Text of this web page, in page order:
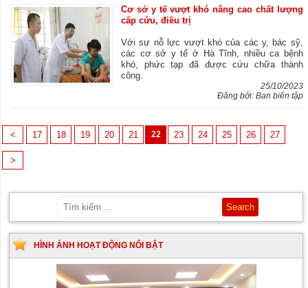
Cơ sở y tế vượt khó nâng cao chất lượng
cấp cứu, điều trị
Với sự nỗ lực vượt khó của các y, bác sỹ,
các cơ sở y tế ở Hà Tĩnh, nhiều ca bệnh
khó, phức tạp đã được cứu chữa thành
công.
25/10/2023
Đăng bởi: Ban biên tập
< 17 18 19 20 21 22 23 24 25 26 27
>
HÌNH ẢNH HOẠT ĐỘNG NỔI BẬT